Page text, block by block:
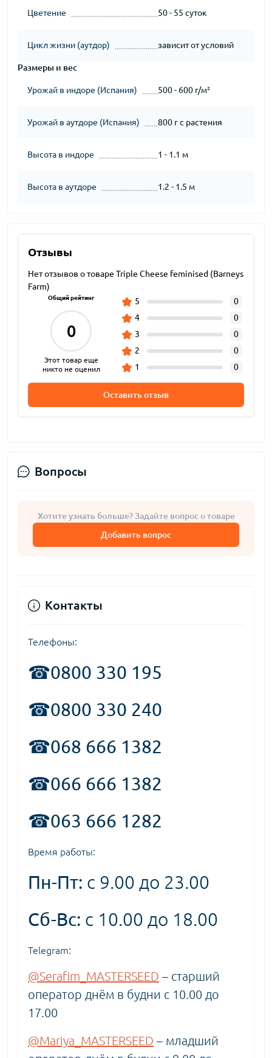
Цветение 50 - 55 суток
Цикл жизни (аутдор) зависит от условий
Размеры и вес
Урожай в индоре (Испания) 500 - 600 г/м²
Урожай в аутдоре (Испания) 800 г с растения
Высота в индоре 1 - 1.1 м
Высота в аутдоре 1.2 - 1.5 м
Отзывы
Нет отзывов о товаре Triple Cheese feminised (Barneys
Farm)
Общий рейтинг
0
Этот товар еще
никто не оценил
5
0
4
0
3
0
2
0
1
0
Оставить отзыв
Вопросы
Хотите узнать больше? Задайте вопрос о товаре
Добавить вопрос
Контакты
Телефоны:
☎0800 330 195
☎0800 330 240
☎068 666 1382
☎066 666 1382
☎063 666 1282
Время работы:
Пн-Пт: с 9.00 до 23.00
Сб-Вс: с 10.00 до 18.00
Telegram:
@Serafim_MASTERSEED – старший
оператор днём в будни с 10.00 до
17.00
@Mariya_MASTERSEED – младший